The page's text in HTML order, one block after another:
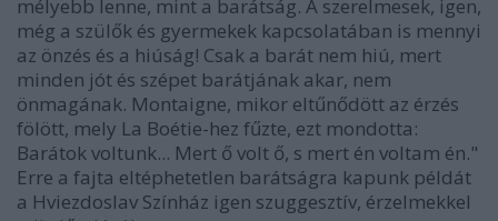
mélyebb lenne, mint a barátság. A szerelmesek, igen,
még a szülők és gyermekek kapcsolatában is mennyi
az önzés és a hiúság! Csak a barát nem hiú, mert
minden jót és szépet barátjának akar, nem
önmagának. Montaigne, mikor eltűnődött az érzés
fölött, mely La Boétie-hez fűzte, ezt mondotta:
Barátok voltunk... Mert ő volt ő, s mert én voltam én."
Erre a fajta eltéphetetlen barátságra kapunk példát
a Hviezdoslav Színház igen szuggesztív, érzelmekkel